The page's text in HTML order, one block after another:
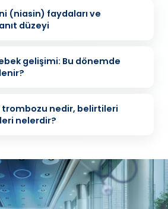
(niasin) faydaları ve
düzeyi
gelişimi: Bu dönemde
trombozu nedir, belirtileri
nelerdir?